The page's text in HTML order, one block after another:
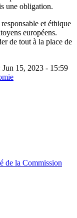
une obligation.
et éthique
européens.
de tout à la place de
15, 2023 - 15:59
de la Commission